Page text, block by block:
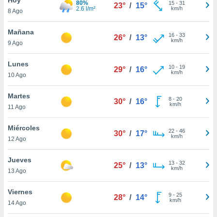
en
más
nuestra
de
cookies
aceptar
8 Ago
80%
2.6 l/m²
23° / 15° 15- 31
km/h
Mañana
9 Ago
26° / 13° 16- 33
km/h
Lunes
10 Ago
29° / 16° 10- 19
km/h
Martes
11 Ago
30° / 16° 8- 20
km/h
Miércoles
12 Ago
30° / 17° 22- 46
km/h
Jueves
13 Ago
25° / 13° 13- 32
km/h
Viernes
14 Ago
28° / 14° 9- 25
km/h